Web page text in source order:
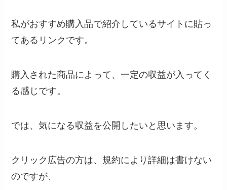
私がおすすめ購入品で紹介しているサイトに貼っ
てあるリンクです。
購入された商品によって、一定の収益が入ってく
る感じです。
では、気になる収益を公開したいと思います。
クリック広告の方は、規約により詳細は書けない
のですが、